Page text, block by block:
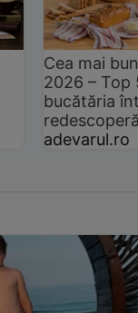
Cea mai
2026 –
bucătăria
adevarul.ro